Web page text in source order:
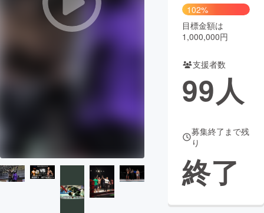
CAMPFIRE for Social Good
CAMPFIRE Creation
CAMPFIREふるさと納税
コミュニティ
102%
目標金額は
1,000,000円
支援者数
99人
募集終了まで残
り
終了